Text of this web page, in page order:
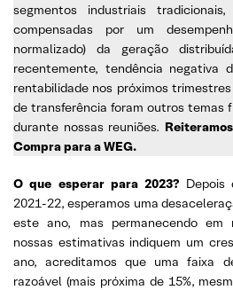
segmentos industriais
compensadas por um
normalizado) da geração
recentemente, tendência negativa
rentabilidade nos próximos
de transferência foram outros temas
durante nossas reuniões.
Compra para a WEG.
O que esperar para 2023? Depois
2021-22, esperamos uma
este ano, mas permanecendo em
nossas estimativas indiquem um
ano, acreditamos que uma faixa
razoável (mais próxima de 15%,